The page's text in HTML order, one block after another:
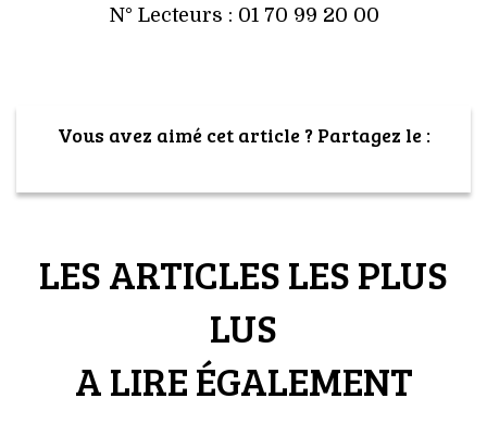
N° Lecteurs : 01 70 99 20 00
Vous avez aimé cet article ? Partagez le :
LES ARTICLES LES PLUS
LUS
A LIRE ÉGALEMENT